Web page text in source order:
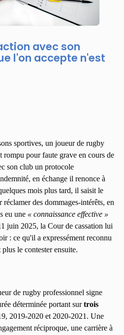
avec son
l'on accepte n'est
sportives, un joueur de rugby
pour faute grave en cours de
son club un protocole
en échange il renonce à
mois plus tard, il saisit le
des dommages-intérêts, en
eu une « connaissance effective »
juin 2025, la Cour de cassation lui
: ce qu'il a expressément reconnu
le contester ensuite.
de rugby professionnel signe
déterminée portant surtrois
2019-2020 et 2020-2021. Une
réciproque, une carrière à